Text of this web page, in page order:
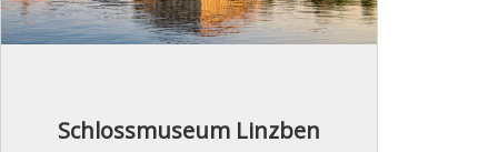
Schlossmuseum Linzben